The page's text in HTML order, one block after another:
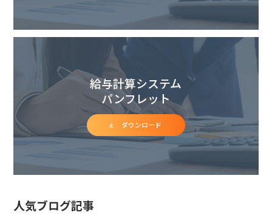
給与計算システム
パンフレット
ダウンロード
人気ブログ記事